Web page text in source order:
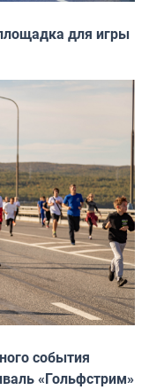
для игры
события
«Гольфстрим»